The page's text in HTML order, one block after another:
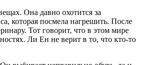
Она давно охотится за
которая посмела нагрешить. После
Тот говорит, что в этом мире
Ли Ен не верит в то, что кто-то